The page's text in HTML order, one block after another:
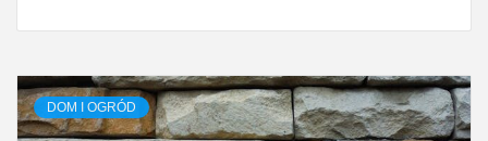
DOM I OGRÓD